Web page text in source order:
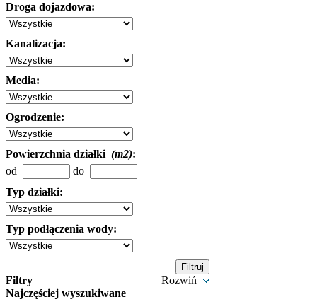
Droga dojazdowa:
Kanalizacja:
Media:
Ogrodzenie:
Powierzchnia działki (m2):
od
do
Typ działki:
Typ podłączenia wody:
Filtry
Rozwiń
Najczęściej wyszukiwane